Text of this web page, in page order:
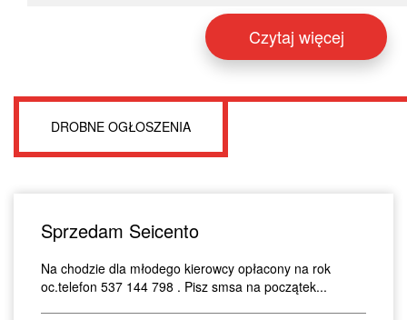
Czytaj więcej
DROBNE OGŁOSZENIA
Sprzedam Seicento
Na chodzie dla młodego kierowcy opłacony na rok
oc.telefon 537 144 798 . Pisz smsa na początek...